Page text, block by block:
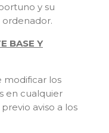
y su
ordenador.
BASE Y
modificar los
en cualquier
aviso a los